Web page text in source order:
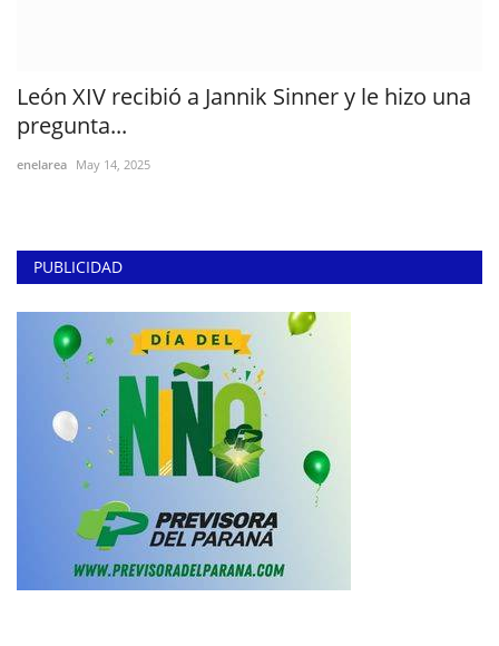
León XIV recibió a Jannik Sinner y le hizo una
pregunta...
enelarea May 14, 2025
PUBLICIDAD